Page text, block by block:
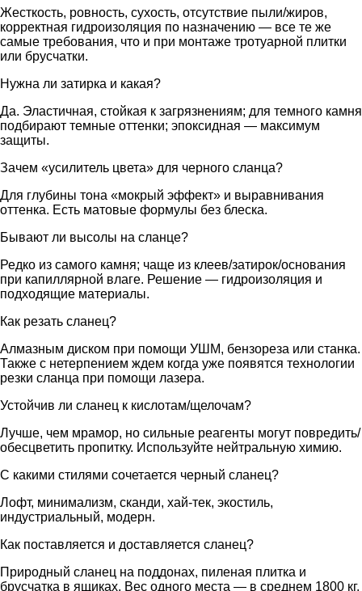
Жесткость, ровность, сухость, отсутствие пыли/жиров,
корректная гидроизоляция по назначению — все те же
самые требования, что и при монтаже тротуарной плитки
или брусчатки.
Нужна ли затирка и какая?
Да. Эластичная, стойкая к загрязнениям; для темного камня
подбирают темные оттенки; эпоксидная — максимум
защиты.
Зачем «усилитель цвета» для черного сланца?
Для глубины тона «мокрый эффект» и выравнивания
оттенка. Есть матовые формулы без блеска.
Бывают ли высолы на сланце?
Редко из самого камня; чаще из клеев/затирок/основания
при капиллярной влаге. Решение — гидроизоляция и
подходящие материалы.
Как резать сланец?
Алмазным диском при помощи УШМ, бензореза или станка.
Также с нетерпением ждем когда уже появятся технологии
резки сланца при помощи лазера.
Устойчив ли сланец к кислотам/щелочам?
Лучше, чем мрамор, но сильные реагенты могут повредить/
обесцветить пропитку. Используйте нейтральную химию.
С какими стилями сочетается черный сланец?
Лофт, минимализм, сканди, хай-тек, экостиль,
индустриальный, модерн.
Как поставляется и доставляется сланец?
Природный сланец на поддонах, пиленая плитка и
брусчатка в ящиках. Вес одного места — в среднем 1800 кг.